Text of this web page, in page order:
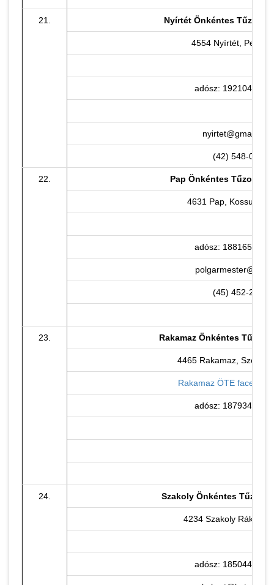
21. Nyírtét Önkéntes Tűzoltó
4554 Nyírtét, Petőfi
adósz: 19210472-
nyirtet@gmail.com
(42) 548-000
22. Pap Önkéntes Tűzoltó
4631 Pap, Kossuth u.
adósz: 18816532-
(45) 452-206
23. Rakamaz Önkéntes
4465 Rakamaz, Szent I.
Rakamaz ÖTE
adósz: 18793493-
24. Szakoly Önkéntes Tűzoltó
4234 Szakoly Rákóczi
adósz: 18504482-